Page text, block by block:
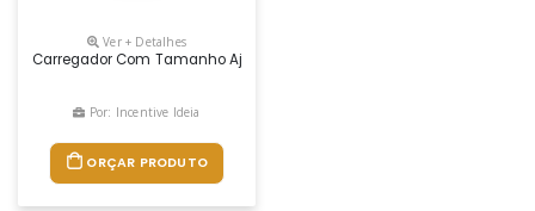
Ver + Detalhes
Carregador Com Tamanho Ajustável Em Plástico Com Detalhe Em
Por: Incentive Ideia
ORÇAR PRODUTO